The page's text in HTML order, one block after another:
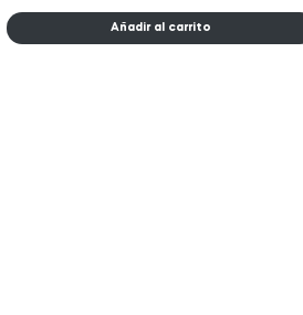
Añadir al carrito